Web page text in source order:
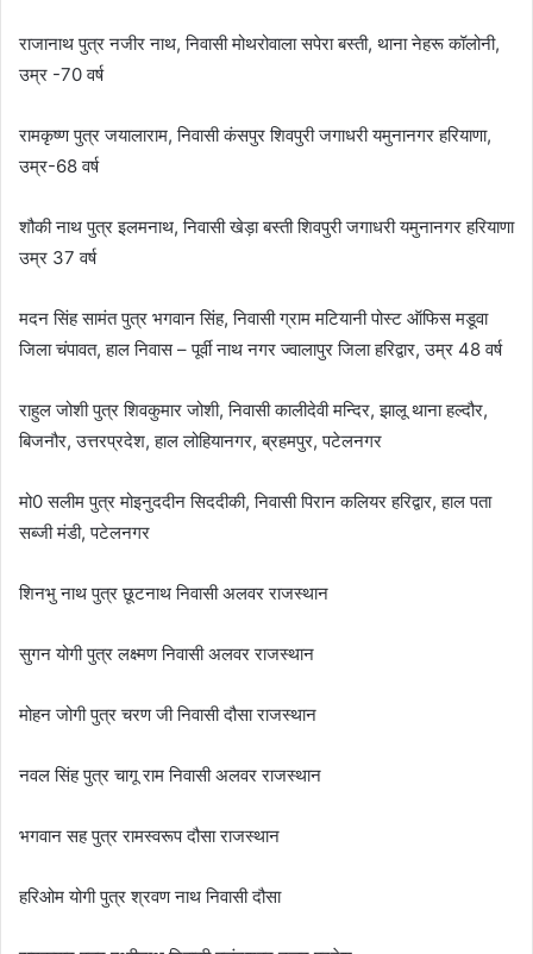
राजानाथ पुत्र नजीर नाथ, निवासी मोथरोवाला सपेरा बस्ती, थाना नेहरू कॉलोनी,
उम्र -70 वर्ष
रामकृष्ण पुत्र जयालाराम, निवासी कंसपुर शिवपुरी जगाधरी यमुनानगर हरियाणा,
उम्र-68 वर्ष
शौकी नाथ पुत्र इलमनाथ, निवासी खेड़ा बस्ती शिवपुरी जगाधरी यमुनानगर हरियाणा
उम्र 37 वर्ष
मदन सिंह सामंत पुत्र भगवान सिंह, निवासी ग्राम मटियानी पोस्ट ऑफिस मडूवा
जिला चंपावत, हाल निवास – पूर्वी नाथ नगर ज्वालापुर जिला हरिद्वार, उम्र 48 वर्ष
राहुल जोशी पुत्र शिवकुमार जोशी, निवासी कालीदेवी मन्दिर, झालू थाना हल्दौर,
बिजनौर, उत्तरप्रदेश, हाल लोहियानगर, ब्रहमपुर, पटेलनगर
मो0 सलीम पुत्र मोइनुददीन सिददीकी, निवासी पिरान कलियर हरिद्वार, हाल पता
सब्जी मंडी, पटेलनगर
शिनभु नाथ पुत्र छूटनाथ निवासी अलवर राजस्थान
सुगन योगी पुत्र लक्ष्मण निवासी अलवर राजस्थान
मोहन जोगी पुत्र चरण जी निवासी दौसा राजस्थान
नवल सिंह पुत्र चागू राम निवासी अलवर राजस्थान
भगवान सह पुत्र रामस्वरूप दौसा राजस्थान
हरिओम योगी पुत्र श्रवण नाथ निवासी दौसा